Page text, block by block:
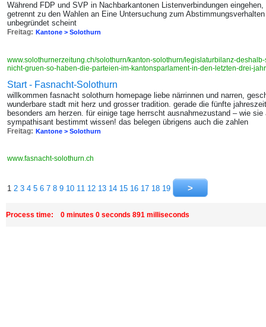
Während FDP und SVP in Nachbarkantonen Listenverbindungen
getrennt zu den Wahlen an Eine Untersuchung zum
unbegründet scheint
Freitag: Kantone > Solothurn
www.solothurnerzeitung.ch/solothurn/kanton-solothurn/legislaturbilanz-
nicht-gruen-so-haben-die-parteien-im-kantonsparlament-in-den-letzten-drei-
Start - Fasnacht-Solothurn
willkommen fasnacht solothurn homepage liebe närrinnen und narren,
wunderbare stadt mit herz und grosser tradition. gerade die fünfte
besonders am herzen. für einige tage herrscht ausnahmezustand – wie
sympathisant bestimmt wissen! das belegen übrigens auch die zahlen
Freitag: Kantone > Solothurn
www.fasnacht-solothurn.ch
1 2 3 4 5 6 7 8 9 10 11 12 13 14 15 16 17 18 19
Process time: 0 minutes 0 seconds 891 milliseconds